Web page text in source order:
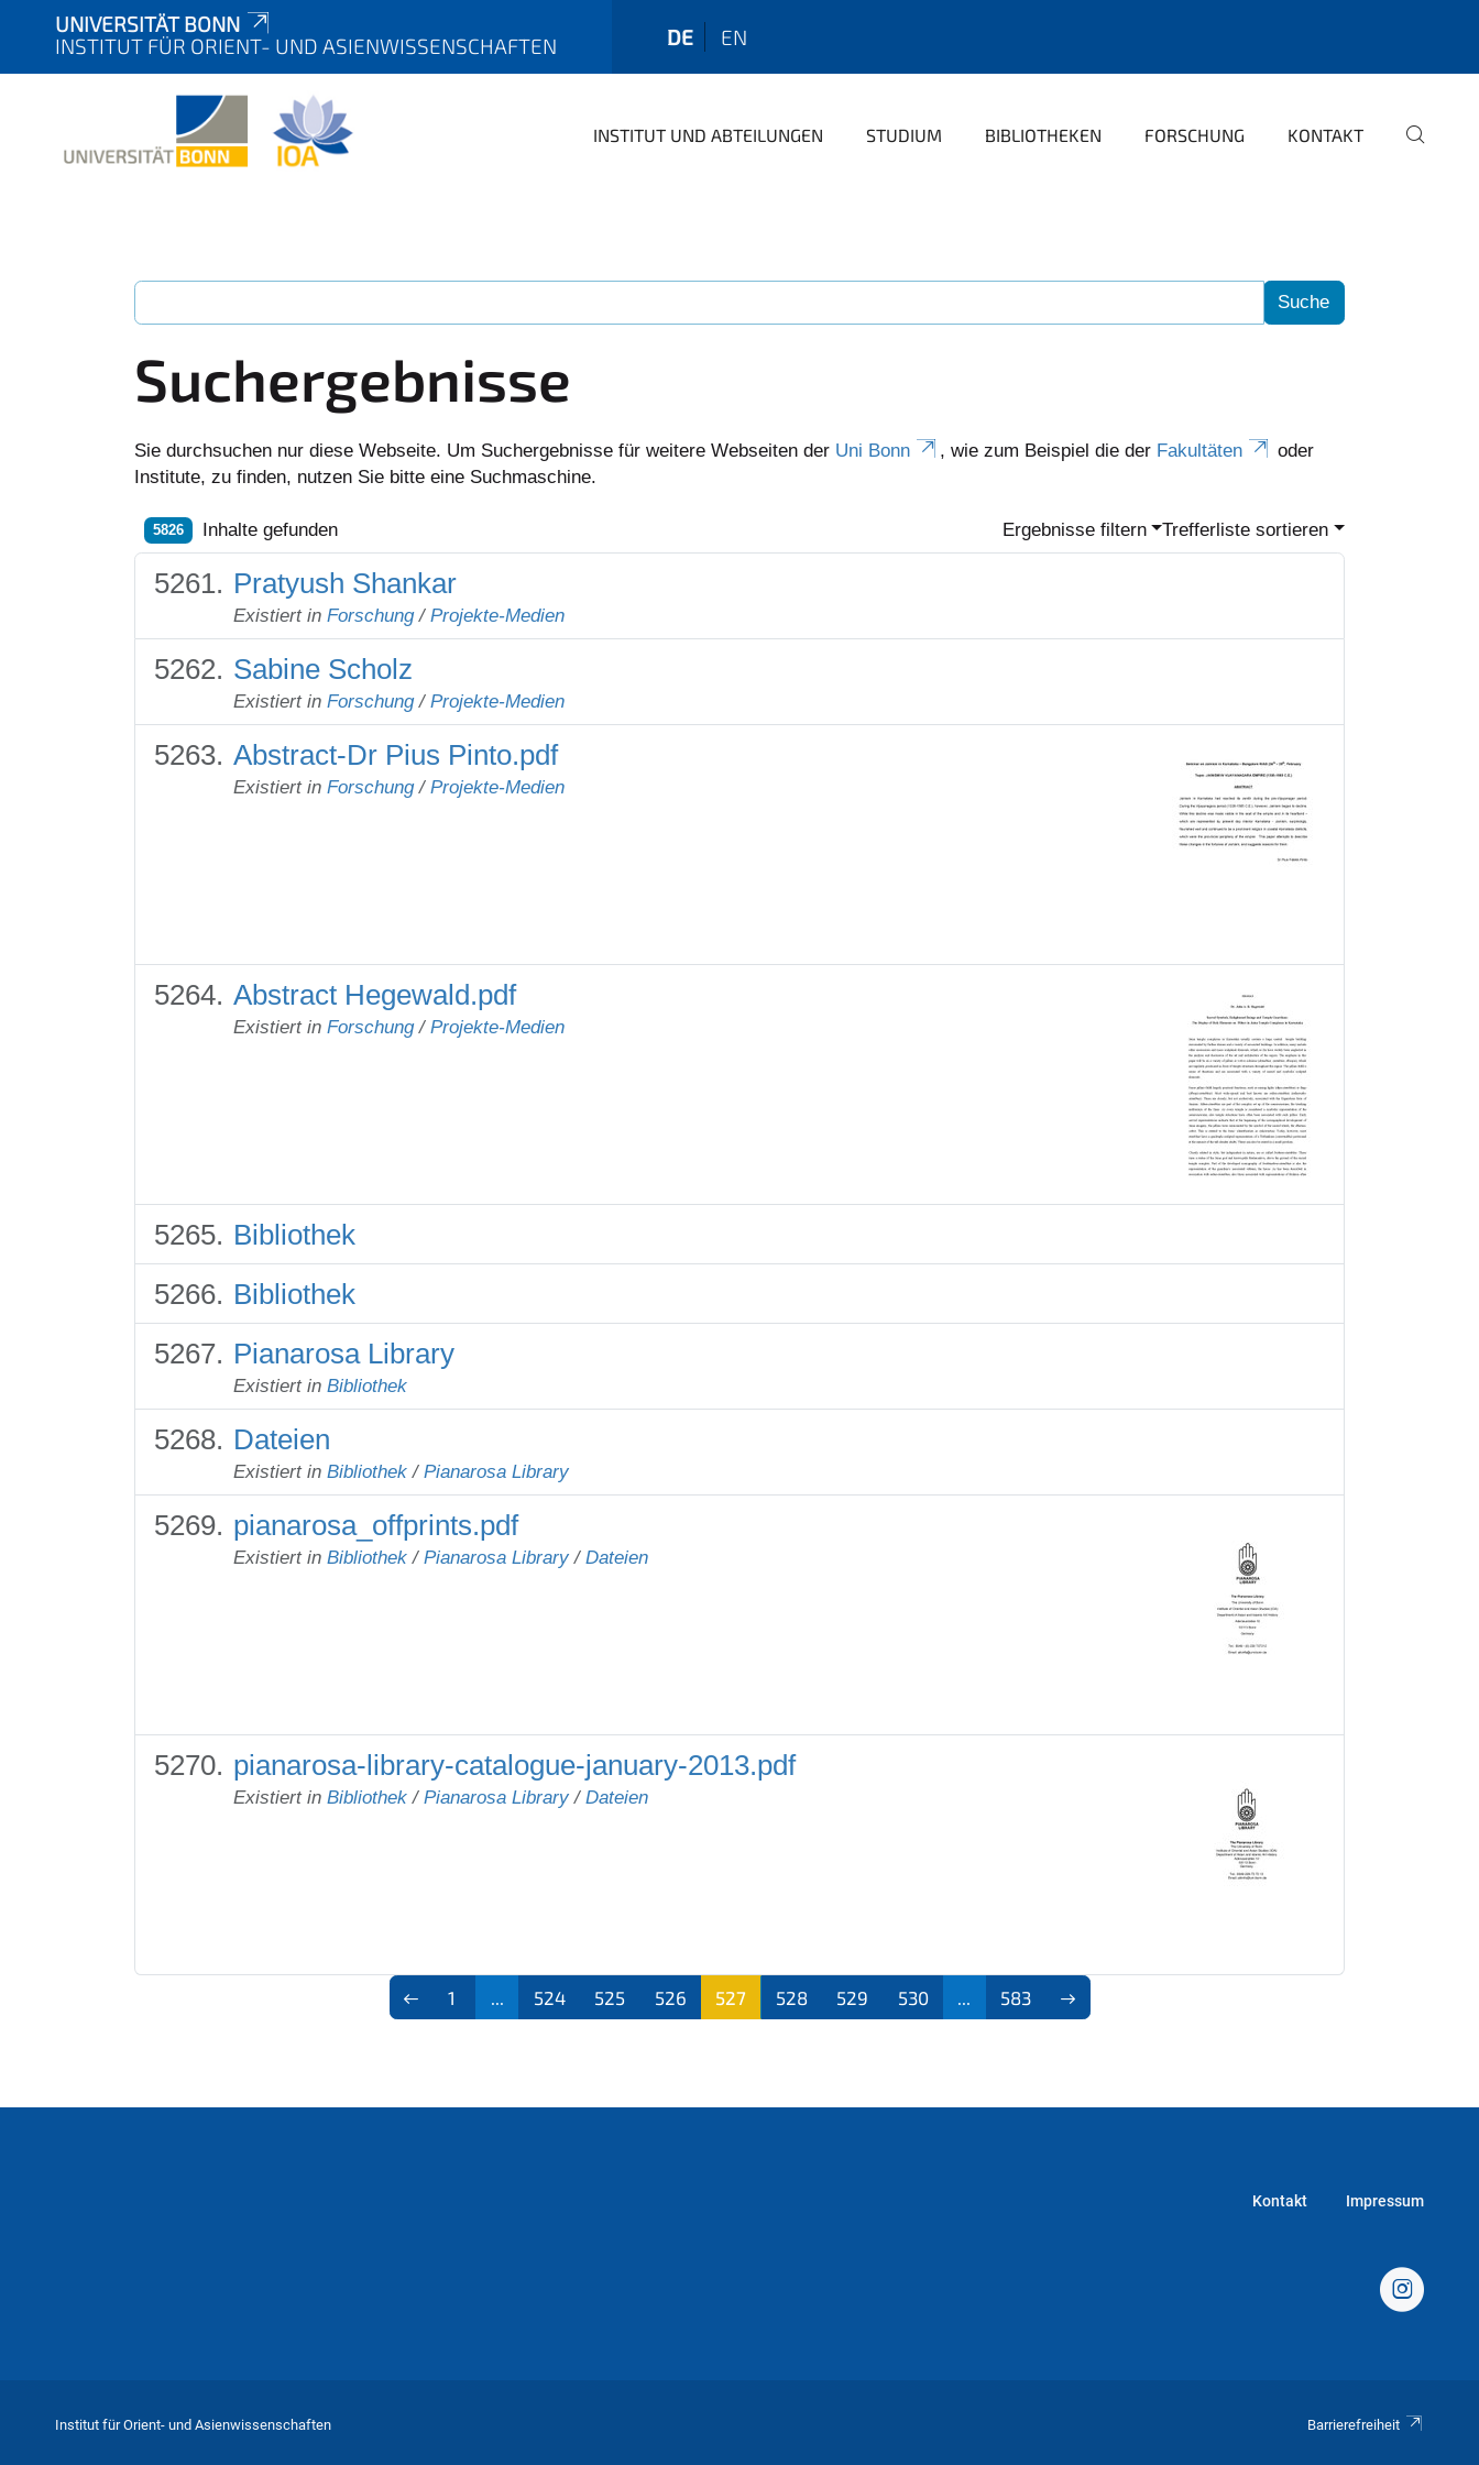
UNIVERSITÄT BONN
INSTITUT FÜR ORIENT- UND ASIENWISSENSCHAFTEN
DE EN
INSTITUT UND ABTEILUNGEN STUDIUM BIBLIOTHEKEN FORSCHUNG KONTAKT
Suchergebnisse
Sie durchsuchen nur diese Webseite. Um Suchergebnisse für weitere Webseiten der Uni Bonn , wie zum Beispiel die der Fakultäten
oder
Institute, zu finden, nutzen Sie bitte eine Suchmaschine.
5826 Inhalte gefunden Ergebnisse filtern Trefferliste sortieren
Pratyush Shankar
Existiert in Forschung / Projekte-Medien
Sabine Scholz
Existiert in Forschung / Projekte-Medien
Abstract-Dr Pius Pinto.pdf
Existiert in Forschung / Projekte-Medien
Abstract Hegewald.pdf
Existiert in Forschung / Projekte-Medien
Bibliothek
Bibliothek
Pianarosa Library
Existiert in Bibliothek
Dateien
Existiert in Bibliothek / Pianarosa Library
pianarosa_offprints.pdf
Existiert in Bibliothek / Pianarosa Library / Dateien
pianarosa-library-catalogue-january-2013.pdf
Existiert in Bibliothek / Pianarosa Library / Dateien
1 524 525 526
527
528 529 530 583
Kontakt Impressum
Institut für Orient- und Asienwissenschaften Barrierefreiheit